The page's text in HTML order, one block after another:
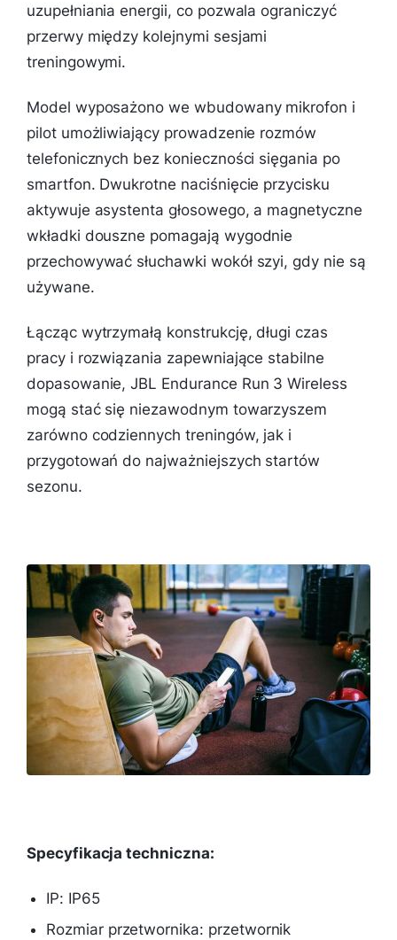
uzupełniania energii, co pozwala ograniczyć
przerwy między kolejnymi sesjami
treningowymi.
Model wyposażono we wbudowany mikrofon i
pilot umożliwiający prowadzenie rozmów
telefonicznych bez konieczności sięgania po
smartfon. Dwukrotne naciśnięcie przycisku
aktywuje asystenta głosowego, a magnetyczne
wkładki douszne pomagają wygodnie
przechowywać słuchawki wokół szyi, gdy nie są
używane.
Łącząc wytrzymałą konstrukcję, długi czas
pracy i rozwiązania zapewniające stabilne
dopasowanie, JBL Endurance Run 3 Wireless
mogą stać się niezawodnym towarzyszem
zarówno codziennych treningów, jak i
przygotowań do najważniejszych startów
sezonu.
Specyfikacja techniczna:
IP: IP65
Rozmiar przetwornika: przetwornik